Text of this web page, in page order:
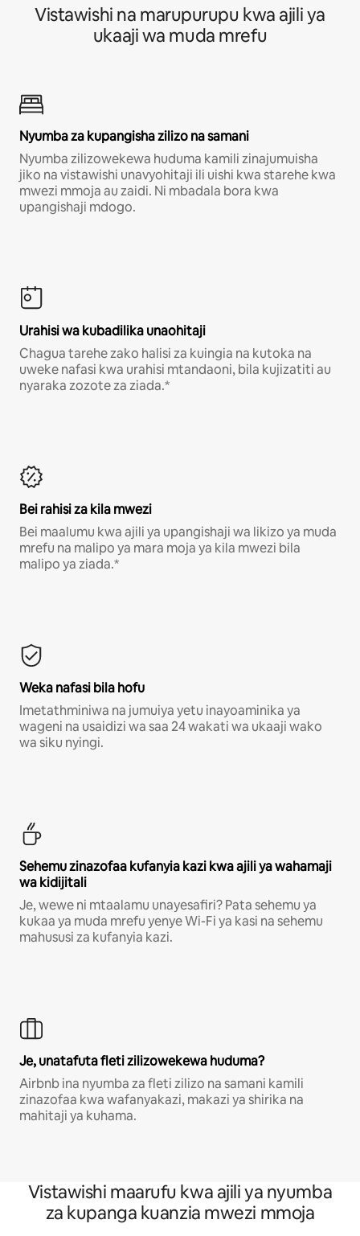
Vistawishi na marupurupu kwa ajili ya
ukaaji wa muda mrefu
Nyumba za kupangisha zilizo na samani
Nyumba zilizowekewa huduma kamili zinajumuisha
jiko na vistawishi unavyohitaji ili uishi kwa starehe kwa
mwezi mmoja au zaidi. Ni mbadala bora kwa
upangishaji mdogo.
Urahisi wa kubadilika unaohitaji
Chagua tarehe zako halisi za kuingia na kutoka na
uweke nafasi kwa urahisi mtandaoni, bila kujizatiti au
nyaraka zozote za ziada.*
Bei rahisi za kila mwezi
Bei maalumu kwa ajili ya upangishaji wa likizo ya muda
mrefu na malipo ya mara moja ya kila mwezi bila
malipo ya ziada.*
Weka nafasi bila hofu
Imetathminiwa na jumuiya yetu inayoaminika ya
wageni na usaidizi wa saa 24 wakati wa ukaaji wako
wa siku nyingi.
Sehemu zinazofaa kufanyia kazi kwa ajili ya wahamaji
wa kidijitali
Je, wewe ni mtaalamu unayesafiri? Pata sehemu ya
kukaa ya muda mrefu yenye Wi-Fi ya kasi na sehemu
mahususi za kufanyia kazi.
Je, unatafuta fleti zilizowekewa huduma?
Airbnb ina nyumba za fleti zilizo na samani kamili
zinazofaa kwa wafanyakazi, makazi ya shirika na
mahitaji ya kuhama.
Vistawishi maarufu kwa ajili ya nyumba
za kupanga kuanzia mwezi mmoja